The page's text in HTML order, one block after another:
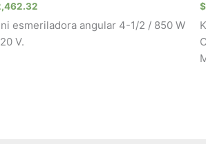
esmeriladora angular 4-1/2 / 850 W
V.
$